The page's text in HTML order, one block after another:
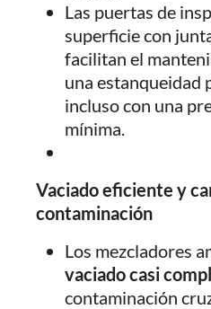
Las puertas de
superficie con
facilitan el
una estanqueidad
incluso con una
mínima.
Vaciado eficiente y
contaminación
Los mezcladores
vaciado casi
contaminación